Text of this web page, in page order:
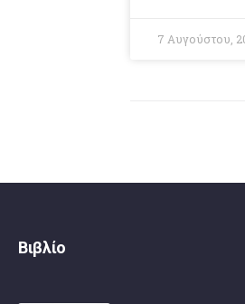
7 Αυγούστου,
Βιβλίο